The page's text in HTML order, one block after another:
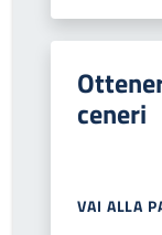
ceneri
VAI ALLA